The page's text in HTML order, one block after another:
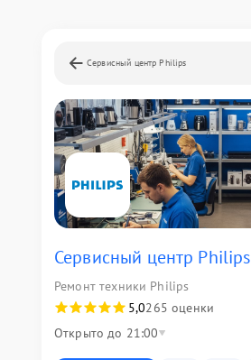
Сервисный центр Philips
Сервисный центр Philips
Ремонт техники Philips
5,0265 оценки
Открыто до 21:00